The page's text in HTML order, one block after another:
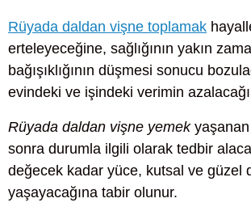
Rüyada daldan vişne toplamak
erteleyeceğine, sağlığının yakın
bağışıklığının düşmesi sonucu
evindeki ve işindeki verimin
Rüyada daldan vişne yemekyaşanan
sonra durumla ilgili olarak tedbir
değecek kadar yüce, kutsal ve güzel
yaşayacağına tabir olunur.